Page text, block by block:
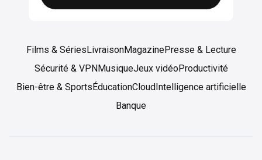
Films & SériesLivraisonMagazinePresse & Lecture
Sécurité & VPNMusiqueJeux vidéoProductivité
Bien-être & SportsÉducationCloudIntelligence artificielle
Banque